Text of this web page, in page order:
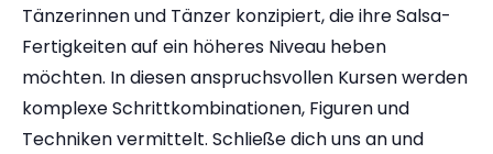
Tänzerinnen und Tänzer konzipiert, die ihre Salsa-
Fertigkeiten auf ein höheres Niveau heben
möchten. In diesen anspruchsvollen Kursen werden
komplexe Schrittkombinationen, Figuren und
Techniken vermittelt. Schließe dich uns an und